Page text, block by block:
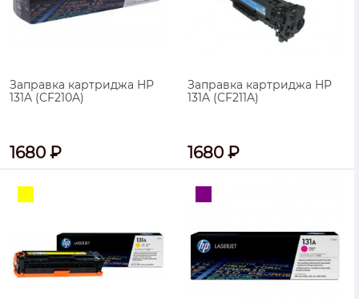
Заправка картриджа HP
131A (CF210A)
1680 ₽
Заправка картриджа HP
131A (CF211A)
1680 ₽